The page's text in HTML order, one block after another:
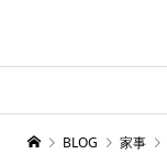
BLOG 家事